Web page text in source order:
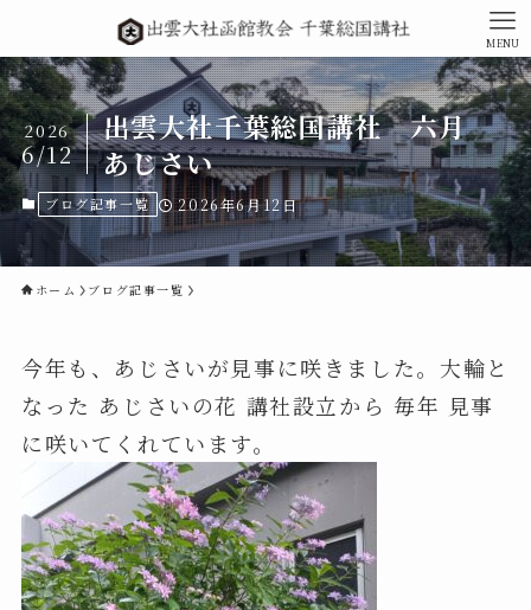
MENU
出雲大社千葉総国講社 六月
あじさい
2026
6/12
ブログ記事一覧 2026年6月12日
ホーム ブログ記事一覧
今年も、あじさいが見事に咲きました。大輪と
なった あじさいの花 講社設立から 毎年 見事
に咲いてくれています。